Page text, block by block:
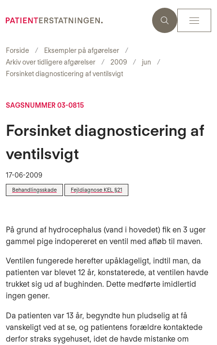
Forside
Eksempler på afgørelser
Arkiv over tidligere afgørelser
2009
jun
Forsinket diagnosticering af ventilsvigt
SAGSNUMMER 03-0815
Forsinket diagnosticering af
ventilsvigt
17-06-2009
Behandlingsskade Fejldiagnose KEL §21
På grund af hydrocephalus (vand i hovedet) fik en 3 uger
gammel pige indopereret en ventil med afløb til maven.
Ventilen fungerede herefter upåklageligt, indtil man, da
patienten var blevet 12 år, konstaterede, at ventilen havde
trukket sig ud af bughinden. Dette medførte imidlertid
ingen gener.
Da patienten var 13 år, begyndte hun pludselig at få
vanskeligt ved at se, og patientens forældre kontaktede
derfor straks sygehuset, idet de havde mistanke om